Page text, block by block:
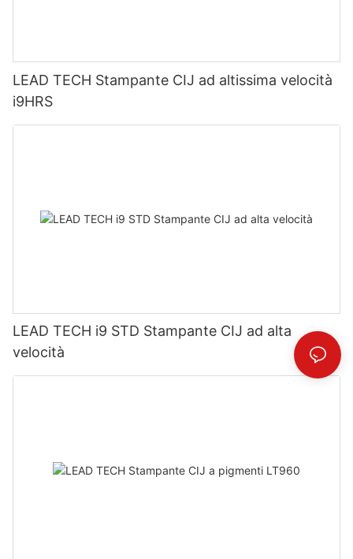
LEAD TECH Stampante CIJ ad altissima velocità
i9HRS
LEAD TECH i9 STD Stampante CIJ ad alta
velocità